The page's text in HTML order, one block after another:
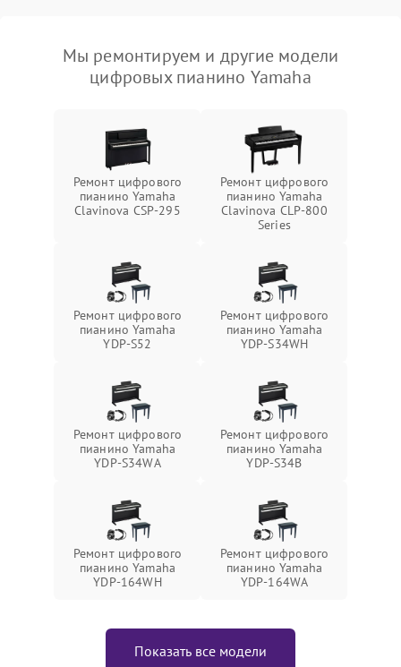
Мы ремонтируем и другие модели
цифровых пианино Yamaha
Ремонт цифрового
пианино Yamaha
Clavinova CSP-295
Ремонт цифрового
пианино Yamaha
Clavinova CLP-800
Series
Ремонт цифрового
пианино Yamaha
YDP-S52
Ремонт цифрового
пианино Yamaha
YDP-S34WH
Ремонт цифрового
пианино Yamaha
YDP-S34WA
Ремонт цифрового
пианино Yamaha
YDP-S34B
Ремонт цифрового
пианино Yamaha
YDP-164WH
Ремонт цифрового
пианино Yamaha
YDP-164WA
Показать все модели